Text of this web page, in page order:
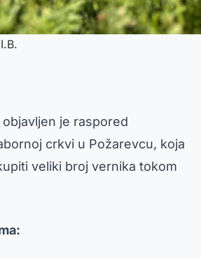
je raspored
crkvi u Požarevcu, koja
veliki broj vernika tokom